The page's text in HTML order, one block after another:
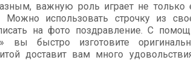
важную роль играет не только
использовать строчку из
на фото поздравление. С
вы быстро изготовите
доставит вам много